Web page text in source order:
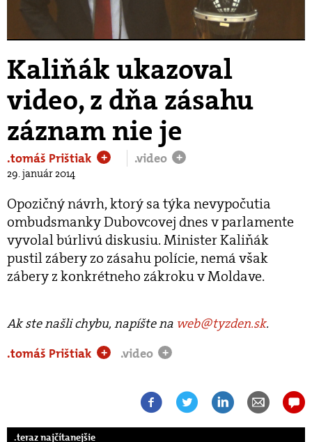
Video
Kaliňák ukazoval
video, z dňa zásahu
záznam nie je
.tomáš Prištiak + .video +
29. január 2014
Opozičný návrh, ktorý sa týka nevypočutia
ombudsmanky Dubovcovej dnes v parlamente
vyvolal búrlivú diskusiu. Minister Kaliňák
pustil zábery zo zásahu polície, nemá však
zábery z konkrétneho zákroku v Moldave.
Ak ste našli chybu, napíšte na web@tyzden.sk.
.tomáš Prištiak
+ .video +
.teraz najčítanejšie